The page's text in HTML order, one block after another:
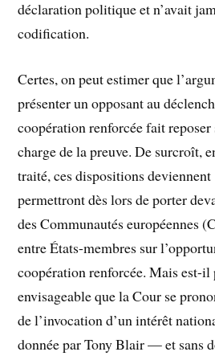
déclaration politique et n’avait
codification.
Certes, on peut estimer que
présenter un opposant au
coopération renforcée fait
charge de la preuve. De surcroît,
traité, ces dispositions
permettront dès lors de porter
des Communautés européennes
entre États-membres sur
coopération renforcée. Mais est-
envisageable que la Cour se
de l’invocation d’un intérêt
donnée par Tony Blair — et sans